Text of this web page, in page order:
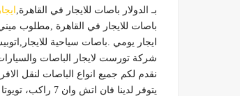
بـ الدولار باصات للايجار في القاهرة,
باصات للايجار في القاهرة ,مطلوب ميني
ايجار يومي .باصات سياحية
شركة تورست لايجار الباصات
نقدم لكم جميع انواع الباصات لنقل
يتوفر لدينا فان اتش وان 7 راكب، تويوتا هايس 14 راكب، كوتسر 25 راكب، باصات 28 / 33 / 50 راكب. كما يتوفر لدينا